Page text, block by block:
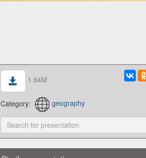
1.94M
Category: geography